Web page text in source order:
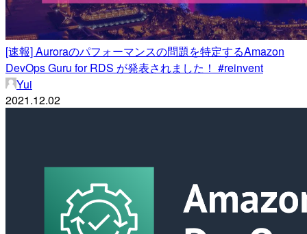
[速報] Auroraのパフォーマンスの問題を特定するAmazon
DevOps Guru for RDS が発表されました！ #reinvent
Yui
2021.12.02